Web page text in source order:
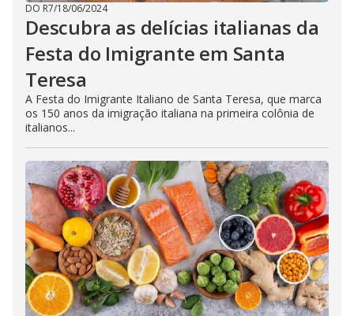
DO R7/18/06/2024
Descubra as delícias italianas da
Festa do Imigrante em Santa
Teresa
A Festa do Imigrante Italiano de Santa Teresa, que marca
os 150 anos da imigração italiana na primeira colônia de
italianos...